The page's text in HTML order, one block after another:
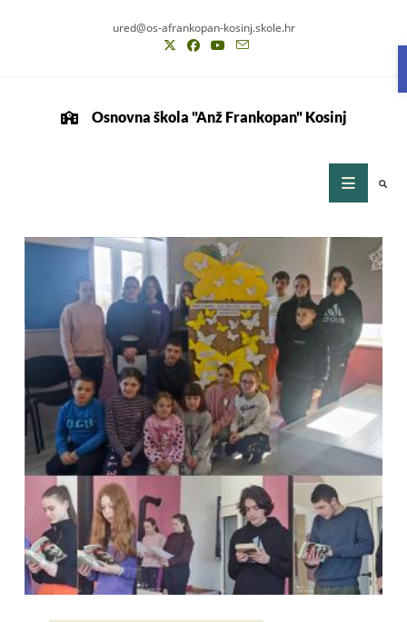
ured@os-afrankopan-kosinj.skole.hr
Osnovna škola "Anž Frankopan" Kosinj